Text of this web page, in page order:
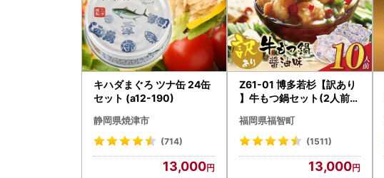
キハダまぐろ ツナ缶 24缶
セット (a12-190)
静岡県焼津市
(714)
13,000
Z61-01 博多若杉【訳あり
】牛もつ鍋セット(2人前×
福岡県福智町
(1511)
13,000